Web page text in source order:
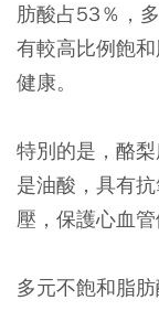
肪酸占53％，
有較高比例飽
健康。
特別的是，酪
是油酸，具有
壓，保護心血管
多元不飽和脂